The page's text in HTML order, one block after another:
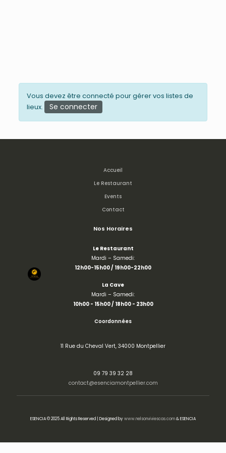
Vous devez être connecté pour gérer vos listes de
lieux.
Se connecter
Accueil
Le Restaurant
Events
Contact
Nos Horaires
Le Restaurant
Mardi – Samedi:
12h00-15h00 / 19h00-22h00
La Cave
Mardi – Samedi:
10h00 - 15h00 / 18h00 - 23h00
Coordonnées
11 Rue du Cheval Vert, 34000 Montpellier
09 79 39 32 28
contact@esenciamontpellier.com
ESENCIA © 2025 All Rights Reserved | Designed bywww.nelsonviviescas.com& ESENCIA